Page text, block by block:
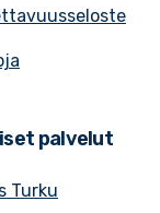
palvelut
Turku